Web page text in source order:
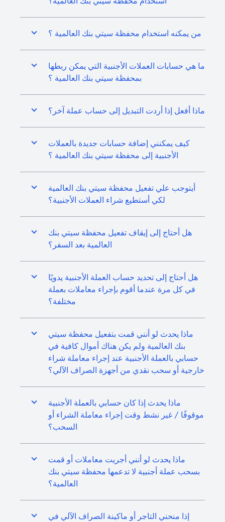
من يمكنه استخدام محفظة سيتي بنك العالمية ؟
ما هي حسابات العملات الأجنبية التي يمكن ربطها
بمحفظة سيتي بنك العالمية ؟
ماذا أفعل إذا أردت التبديل إلى حساب عملة آخر؟
كيف يمكنني إضافة حسابات جديدة بالعملات
الأجنبية إلى محفظة سيتي بنك العالمية ؟
أيتوجب علي تفعيل محفظة سيتي بنك العالمية
لكي أستطيع شراء العملات الأجنبية؟
هل أحتاج إلى إيقاف تفعيل محفظة سيتي بنك
العالمية بعد السفر؟
هل أحتاج إلى تحديد حساب العملة الأجنبية يدويًا
في كل مرة عندما أقوم بإجراء معاملات بعملة
مختلفة؟
ماذا يحدث لو أنني قمت بتفعيل محفظة سيتي
بنك العالمية ولم يكن هناك أموال كافية في
حسابي بالعملة الأجنبية عند إجراء معاملة شراء
خارجية أو سحب نقدي من أجهزة الصراف الآلي؟
ماذا يحدث إذا كان حسابي بالعملة الأجنبية
موقوفًا / غير نشط وقت إجراء معاملة الشراء أو
السحب؟
ماذا يحدث لو أنني أجريت معاملات أو قمت
بسحب عملة أجنبية لا تدعمها محفظة سيتي بنك
العالمية؟
إذا منحني التاجر أو ماكينة الصراف الآلي في